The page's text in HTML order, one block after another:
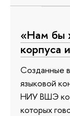
«Нам бы
корпуса
Созданные
языковой
НИУ ВШЭ
которых